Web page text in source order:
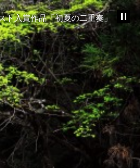
コンテスト入賞作品「清涼」
ト入賞作品「初夏の二重奏」